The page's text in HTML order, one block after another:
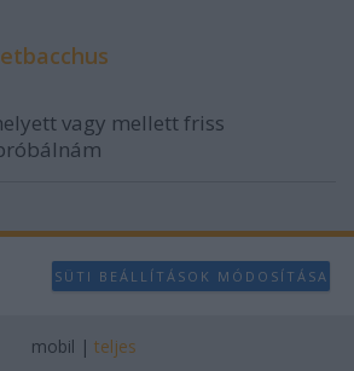
vagy mellett friss
SÜTI BEÁLLÍTÁSOK MÓDOSÍTÁSA
mobil | teljes